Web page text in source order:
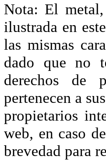
Nota: El
ilustrada en
las mismas
dado que no
derechos de
pertenecen a
propietarios
web, en caso
brevedad para